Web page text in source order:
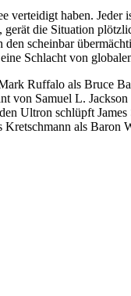
haben. Jeder
die Situation
scheinbar
Schlacht von
Ruffalo als Bruce
von Samuel L.
Ultron schlüpft
als